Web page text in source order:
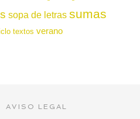
sopa de letras sumas
textos verano
AVISO LEGAL